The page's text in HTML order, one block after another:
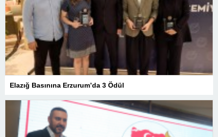
Elazığ Basınına Erzurum’da 3 Ödül